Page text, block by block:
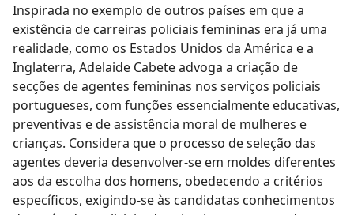
Inspirada no exemplo de outros países em que a
existência de carreiras policiais femininas era já uma
realidade, como os Estados Unidos da América e a
Inglaterra, Adelaide Cabete advoga a criação de
secções de agentes femininas nos serviços policiais
portugueses, com funções essencialmente educativas,
preventivas e de assistência moral de mulheres e
crianças. Considera que o processo de seleção das
agentes deveria desenvolver-se em moldes diferentes
aos da escolha dos homens, obedecendo a critérios
específicos, exigindo-se às candidatas conhecimentos